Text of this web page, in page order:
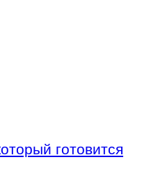
готовится